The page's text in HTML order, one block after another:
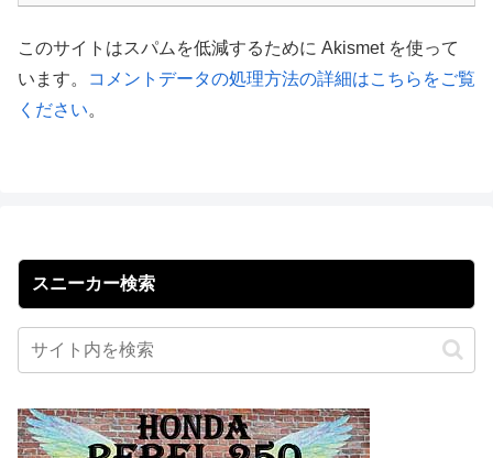
このサイトはスパムを低減するために Akismet を使って
います。
コメントデータの処理方法の詳細はこちらをご覧
ください。
スニーカー検索